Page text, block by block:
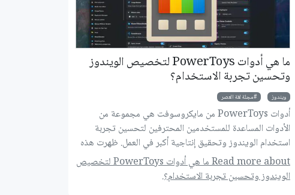
ما هي أدوات PowerToys لتخصيص الويندوز
وتحسين تجربة الاستخدام؟
ويندوز مجلة لغة العصر
أدوات PowerToys من مايكروسوفت هي مجموعة من
الأدوات المساعدة للمستخدمين المحترفين لتحسين تجربة
استخدام الويندوز وتحقيق إنتاجية أكبر في العمل. ظهرت هذه
المجموعة من الأدوات أول مرة في ويندوز 95 وطورت بشكل
بسيط في ويندوز XP ثم اختفت من الويندوز حتى عادت مرة
أخرى عام 2019 في صورة مجموعة أدوات مفتوحة المصدر
Read more about ما هي أدوات PowerToys لتخصيص
الويندوز وتحسين تجربة الاستخدام؟.